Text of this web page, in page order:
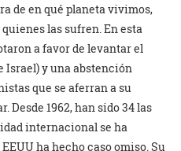
de en qué planeta vivimos,
las sufren. En esta
a favor de levantar el
Israel) y una abstención
que se aferran a su
Desde 1962, han sido 34 las
internacional se ha
ha hecho caso omiso. Su